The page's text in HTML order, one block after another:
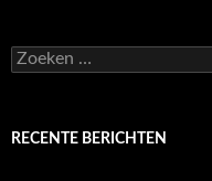
Zoeken
naar:
RECENTE BERICHTEN